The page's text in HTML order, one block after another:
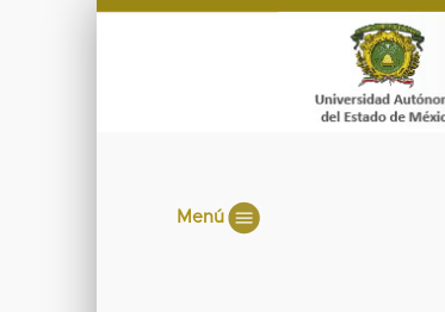
Menú